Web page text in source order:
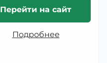
Перейти на сайт
Подробнее